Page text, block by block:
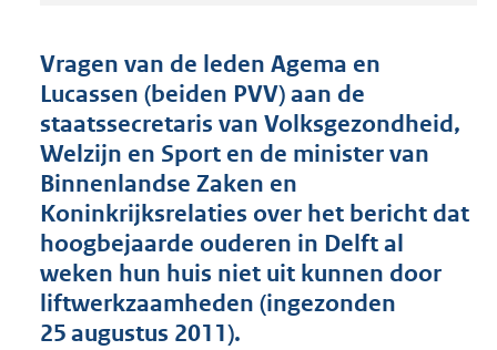
d
s
r
o
t
t
e
4
Vragen van de leden Agema en
Lucassen (beiden PVV) aan de
staatssecretaris van Volksgezondheid,
Welzijn en Sport en de minister van
Binnenlandse Zaken en
Koninkrijksrelaties over het bericht dat
hoogbejaarde ouderen in Delft al
weken hun huis niet uit kunnen door
liftwerkzaamheden (ingezonden
25 augustus 2011).